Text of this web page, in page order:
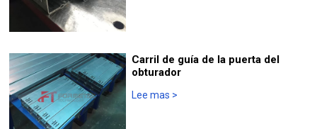
Carril de guía de la puerta del
obturador
Lee mas >